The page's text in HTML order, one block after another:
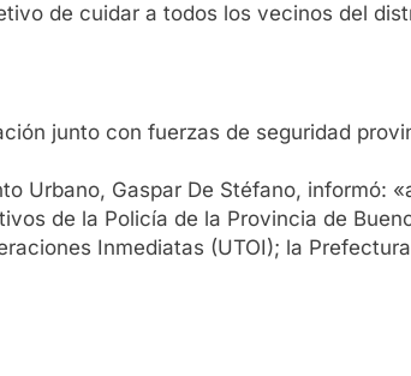
de cuidar a todos los vecinos del
junto con fuerzas de seguridad
Urbano, Gaspar De Stéfano, informó:
de la Policía de la Provincia de
Inmediatas (UTOI); la